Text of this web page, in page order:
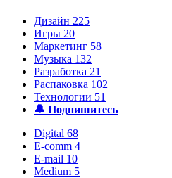
Дизайн 225
Игры 20
Маркетинг 58
Музыка 132
Разработка 21
Распаковка 102
Технологии 51
🔔 Подпишитесь
Digital 68
E-comm 4
E-mail 10
Medium 5